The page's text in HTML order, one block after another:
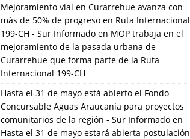
Mejoramiento vial en Curarrehue avanza con
más de 50% de progreso en Ruta Internacional
199-CH - Sur Informadoen MOP trabaja en el
mejoramiento de la pasada urbana de
Curarrehue que forma parte de la Ruta
Internacional 199-CH
Hasta el 31 de mayo está abierto el Fondo
Concursable Aguas Araucanía para proyectos
comunitarios de la región - Sur Informadoen
Hasta el 31 de mayo estará abierta postulación